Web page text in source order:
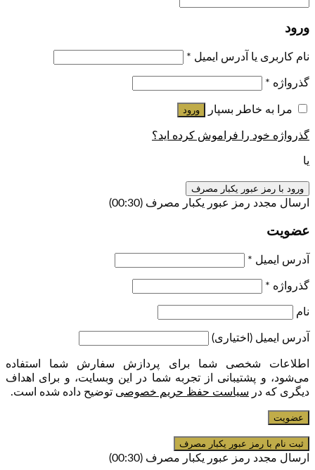
ورود
نام کاربری یا آدرس ایمیل *
گذرواژه *
مرا به خاطر بسپار ورود
گذرواژه خود را فراموش کرده اید؟
یا
ورود با رمز عبور یکبار مصرف
ارسال مجدد رمز عبور یکبار مصرف (00:
30
)
عضویت
آدرس ایمیل *
گذرواژه *
نام
آدرس ایمیل (اختیاری)
اطلاعات شخصی شما برای پردازش سفارش شما استفاده
می‌شود، و پشتیبانی از تجربه شما در این وبسایت، و برای اهداف
دیگری که در سیاست حفظ حریم خصوصی توضیح داده شده است.
عضویت
ارسال مجدد رمز عبور یکبار مصرف (00:
30
)